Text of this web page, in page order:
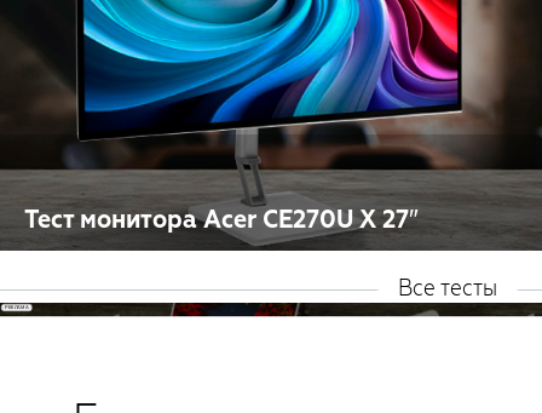
Тест монитора Acer CE270U X 27″
Все тесты